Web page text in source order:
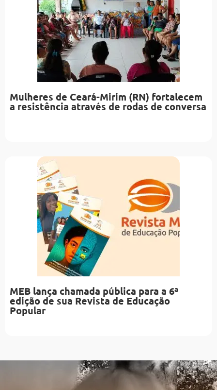
Mulheres de Ceará-Mirim (RN) fortalecem
a resistência através de rodas de conversa
MEB lança chamada pública para a 6ª
edição de sua Revista de Educação
Popular